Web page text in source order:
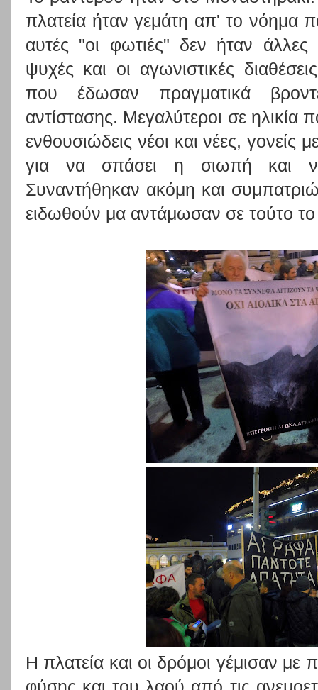
πλατεία ήταν γεμάτη απ' το νόημα
αυτές "οι φωτιές" δεν ήταν
ψυχές και οι αγωνιστικές
που έδωσαν πραγματικά
αντίστασης. Μεγαλύτεροι σε
ενθουσιώδεις νέοι και νέες, γονείς
για να σπάσει η σιωπή και
Συναντήθηκαν ακόμη και
ειδωθούν μα αντάμωσαν σε τούτο
Η πλατεία και οι δρόμοι γέμισαν με